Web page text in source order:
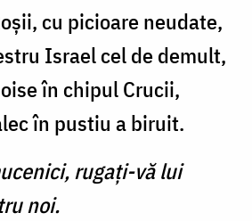
cu picioare neudate,
Israel cel de demult,
în chipul Crucii,
în pustiu a biruit.
rugaţi-vă lui
noi.